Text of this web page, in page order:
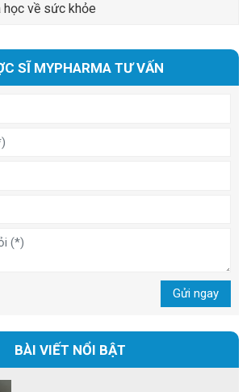
học về sức khỏe
SĨ MYPHARMA TƯ VẤN
Gửi ngay
BÀI VIẾT NỔI BẬT